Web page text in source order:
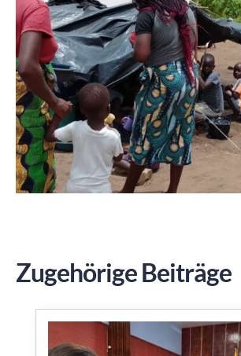
Zugehörige Beiträge